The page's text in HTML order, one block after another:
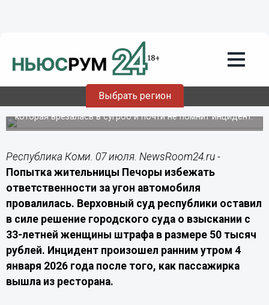
Выбрать регион
07.07.202609:40
Жительница Печоры заплатит 50
тысяч за угон такси в пьяном виде
Верховный суд Коми отклонил апелляцию женщины,
которая врезалась в сугроб и почти не помнит инцидент.
Республика Коми. 07 июля. NewsRoom24.ru -
Попытка жительницы Печоры избежать
ответственности за угон автомобиля
провалилась. Верховный суд республики оставил
в силе решение городского суда о взыскании с
33-летней женщины штрафа в размере 50 тысяч
рублей. Инцидент произошел ранним утром 4
января 2026 года после того, как пассажирка
вышла из ресторана.